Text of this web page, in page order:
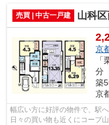
売買 | 中古一戸建 山科
京
分
築
京
幅広い方に好評の物件で、駅
日々の買い物も近くにコープ